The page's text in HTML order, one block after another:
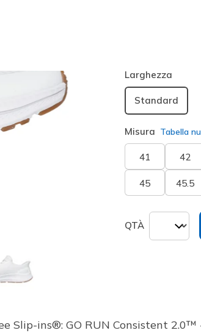
Larghezza
Standard
Misura Tabella
41 42
45 45.5
QTÀ
Slip-ins®: GO RUN Consistent